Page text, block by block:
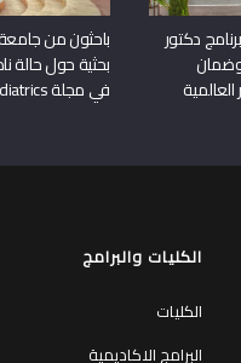
دكتور
باحثون من
بحثية حول حالة
في مجلة Frontiers in Pediatrics
الكليات والبرامج
الكليات
البرامج الاكاديمية